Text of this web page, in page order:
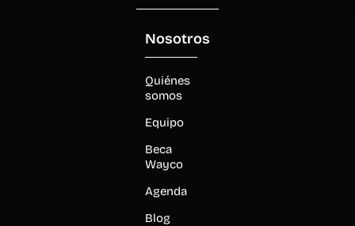
Nosotros
Quiénes
somos
Equipo
Beca
Wayco
Agenda
Blog